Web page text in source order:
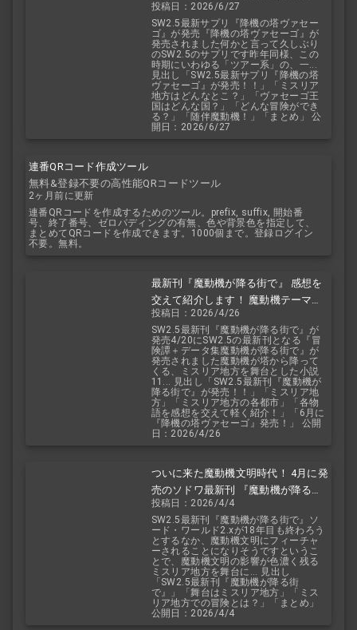
見！ 随伴魔動機と旅に出よう！
投稿日：2026/6/27
SW2.5最新サプリ『降機の塔ヴァセー
ゴ』が発売『降機の塔ヴァセーゴ』が
発売されました何かと言って久しぶり
のSW2.5のサプリです昨年同様、この
時期にいわゆる「ツアー系」の、一...
見出し「SW2.5最新サプリ『降機の塔
ヴァセーゴ』が発売！！」「ミスリア
地方はどんなとこ？」「ヴァセーゴ王
国はどんな国？」「どんな冒険ができ
る？」「随伴魔動機！」「まとめ」 公
開日：2026/6/27
連番QRコード作成ツール
無料&登録不要の高性能QRコードツール
2ヶ月前に更新
連番QRコードを作成するためのツール。prefix, suffix, 開始番
号、終了番号、ゼロパディングの有無、色や背景色を指定して、
まとめてQRコードを作成できます。1000個まで。登録ログイン
不要。無料。
最新刊『魔動機が降る街で』 感想を
交えて紹介します！ 魔動機テーマの
小説！ おもしろいデータも多数！
投稿日：2026/4/26
SW2.5最新刊『魔動機が降る街で』が
発売4/20にSW2.5の最新刊となる『冒
険譚＋データ集魔動機が降る街で』が
発売されました魔動機が塔から降って
くる、ミスリア地方を舞台とした小説
11... 見出し「SW2.5最新刊『魔動機が
降る街で』が発売！！」「ミスリア地
方」「ミスリア地方の各都市」「各物
語を感想を交えて軽く紹介！」「6月に
『降機の塔ヴァセーゴ』発売！」 公開
日：2026/4/26
ついに来た魔動機文明時代！ 4月に発
売のソドワ最新刊 『魔動機が降る街
で』 紹介・予想・考察！
投稿日：2026/4/4
SW2.5最新刊『魔動機が降る街で』ソ
ード・ワールド2.xが18年目も終わろう
とするなか、魔動機文明にフィーチャ
ーされることになりそうですというこ
とで、魔動機文明の影響が色濃く残る
ミスリア地方を舞台に... 見出し
「SW2.5最新刊『魔動機が降る街
で』」「舞台はミスリア地方」「ミス
リア地方での冒険とは？」「まとめ」
公開日：2026/4/4